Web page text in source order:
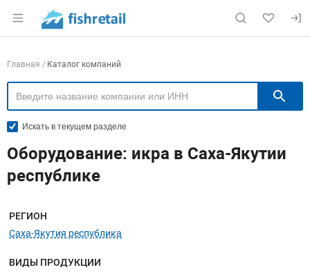
Раздел навигации по сайту fishretail.ru
Навигация по компаниям
Главная Каталог компаний
Искать в текущем разделе
Оборудование: икра в Саха-Якутии
республике
Меню навигации
РЕГИОН
Саха-Якутия республика
ВИДЫ ПРОДУКЦИИ